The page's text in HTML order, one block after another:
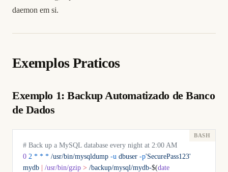
daemon em si.
Exemplos Praticos
Exemplo 1: Backup Automatizado de Banco
de Dados
# Back up a MySQL database every night at 2:00 AM
0 2 * * * /usr/bin/mysqldump -u dbuser -p'SecurePass123'
mydb
/usr/bin/gzip > /backup/mysql/mydb-$(date